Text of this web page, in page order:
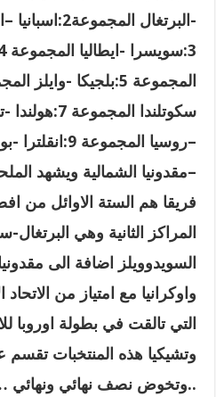
-البرتغال المجموعة2:اسبانيا
–
فريقا هم الستة الاوائل من
المراكز الثانية وهي البرتغال-
السويدوويلز اضافة الى
واوكرانيا مع امتياز من
التي تالقت في بطولة اوروبا
..وتخوض نصف نهائي ونهائي